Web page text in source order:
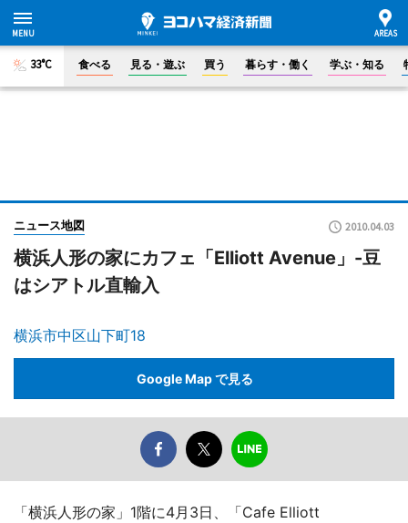
33°C 食べる 見る・遊ぶ 買う 暮らす・働く 学ぶ・知る
ニュース地図 2010.04.03
横浜人形の家にカフェ「Elliott Avenue」-豆
はシアトル直輸入
横浜市中区山下町18
Google Map で見る
「横浜人形の家」1階に4月3日、「Cafe Elliott